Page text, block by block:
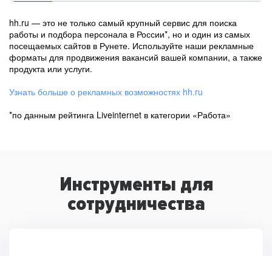
hh.ru — это не только самый крупный сервис для поиска
работы и подбора персонала в России*, но и один из самых
посещаемых сайтов в Рунете. Используйте наши рекламные
форматы для продвижения вакансий вашей компании, а также
продукта или услуги.
Узнать больше о рекламных возможностях hh.ru
*по данным рейтинга Liveinternet в категории «Работа»
Инструменты для
сотрудничества